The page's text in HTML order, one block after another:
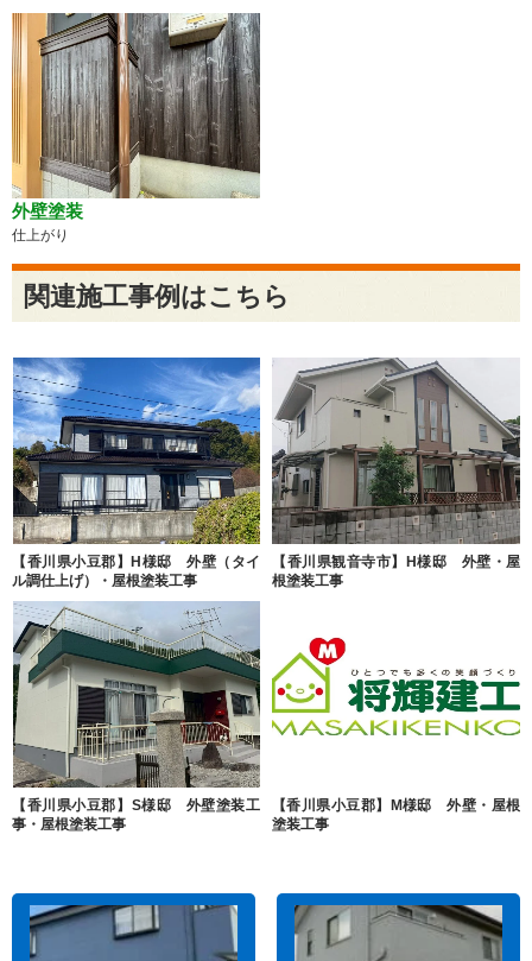
外壁塗装
仕上がり
関連施工事例はこちら
【香川県小豆郡】H様邸 外壁（タイ
ル調仕上げ）・屋根塗装工事
【香川県観音寺市】H様邸 外壁・屋
根塗装工事
【香川県小豆郡】S様邸 外壁塗装工
事・屋根塗装工事
【香川県小豆郡】M様邸 外壁・屋根
塗装工事